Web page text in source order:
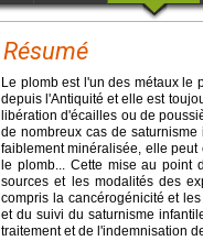
Résumé
Le plomb est l'un des métaux le
depuis l'Antiquité et elle est
libération d'écailles ou de
de nombreux cas de
faiblement minéralisée, elle peut
le plomb... Cette mise au point
sources et les modalités des
compris la cancérogénicité et
et du suivi du saturnisme
traitement et de l'indemnisation